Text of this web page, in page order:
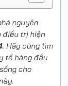
nguyên
điều trị hiện
. Hãy cùng tìm
tế hàng đầu
cho